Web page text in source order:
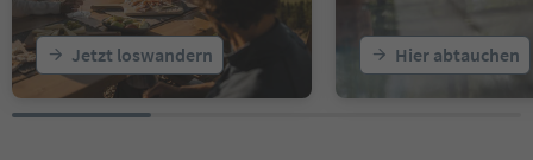
Jetzt loswandern Hier abtauchen